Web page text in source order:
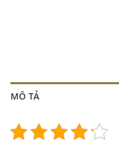
MÔ TẢ